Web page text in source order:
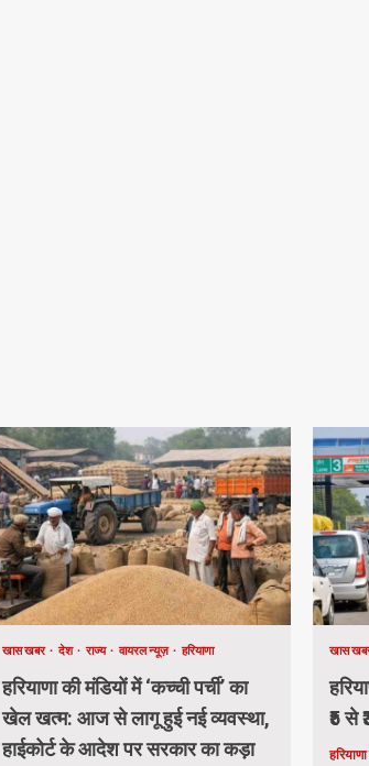
खास खबर देश राज्य वायरल न्यूज़ हरियाणा
हरियाणा की मंडियों में ‘कच्ची पर्ची’ का
खेल खत्म: आज से लागू हुई नई व्यवस्था,
हाईकोर्ट के आदेश पर सरकार का कड़ा
खास
₹5 से